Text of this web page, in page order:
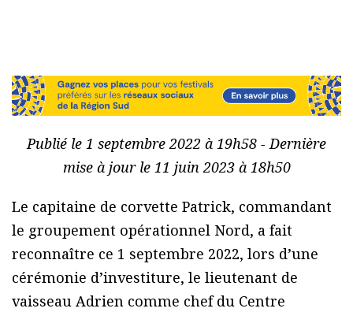
Publié le 1 septembre 2022 à 19h58 - Dernière
mise à jour le 11 juin 2023 à 18h50
Le capitaine de corvette Patrick, commandant
le groupement opérationnel Nord, a fait
reconnaître ce 1 septembre 2022, lors d’une
cérémonie d’investiture, le lieutenant de
vaisseau Adrien comme chef du Centre